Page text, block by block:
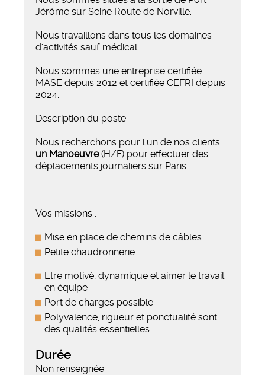
Jérôme sur Seine Route de Norville.
Nous travaillons dans tous les domaines
d'activités sauf médical.
Nous sommes une entreprise certifiée
MASE depuis 2012 et certifiée CEFRI depuis
2024.
Description du poste
Nous recherchons pour l'un de nos clients
un Manoeuvre(H/F) pour effectuer des
déplacements journaliers sur Paris.
Vos missions :
Mise en place de chemins de câbles
Petite chaudronnerie
Etre motivé, dynamique et aimer le travail
en équipe
Port de charges possible
Polyvalence, rigueur et ponctualité sont
des qualités essentielles
Durée
Non renseignée